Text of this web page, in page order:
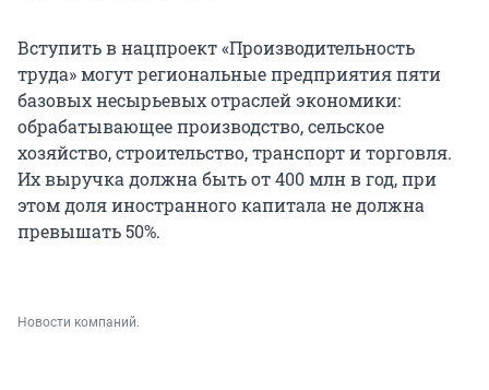
Вступить в нацпроект «Производительность
труда» могут региональные предприятия пяти
базовых несырьевых отраслей экономики:
обрабатывающее производство, сельское
хозяйство, строительство, транспорт и торговля.
Их выручка должна быть от 400 млн в год, при
этом доля иностранного капитала не должна
превышать 50%.
Новости компаний.